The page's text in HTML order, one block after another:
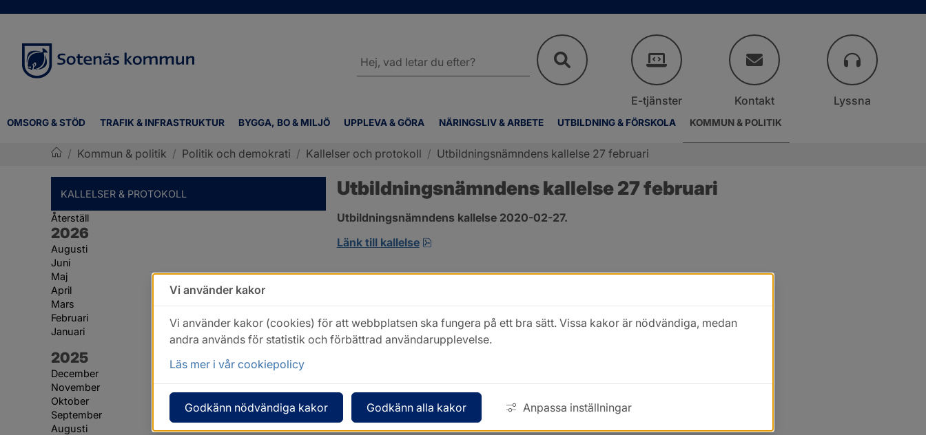
OMSORG & STÖD TRAFIK & INFRASTRUKTUR BYGGA, BO & MILJÖ UPPLEVA & GÖRA NÄRINGSLIV & ARBETE UTBILDNING & FÖRSKOLA KOMMUN & POLITIK
webbplatsen
E-tjänster Kontakt Lyssna
/ Kommun & politik / Politik och demokrati / Kallelser och protokoll / Utbildningsnämndens kallelse 27 februari
KALLELSER & PROTOKOLL
Återställ
År:
2026
Augusti
Juni
Maj
April
Mars
Februari
Januari
År:
2025
December
November
Oktober
September
Augusti
Utbildningsnämndens kallelse 27 februari
Utbildningsnämndens kallelse 2020-02-27.
Länk till kallelse
pdf, öppnas i nytt fönster.
Vi använder kakor
Vi använder kakor (cookies) för att webbplatsen ska fungera på ett bra sätt. Vissa kakor är nödvändiga, medan
andra används för statistik och förbättrad användarupplevelse.
Läs mer i vår cookiepolicy
Godkänn nödvändiga kakor Godkänn alla kakor Anpassa inställningar